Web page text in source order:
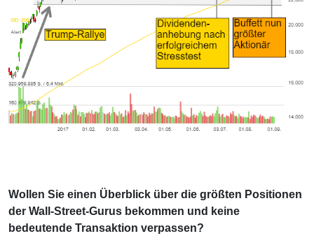
Wollen Sie einen Überblick über die größten Positionen
der Wall-Street-Gurus bekommen und keine
bedeutende Transaktion verpassen?